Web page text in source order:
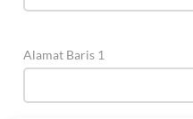
Alamat Baris 1